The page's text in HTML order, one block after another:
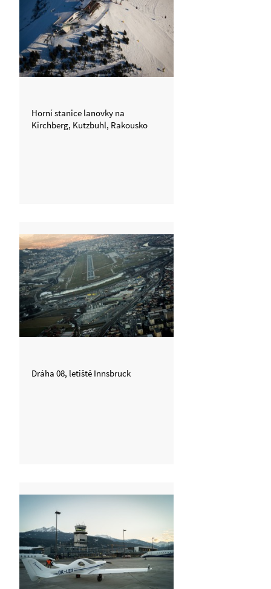
Horní stanice lanovky na
Kirchberg, Kutzbuhl, Rakousko
Dráha 08, letiště Innsbruck